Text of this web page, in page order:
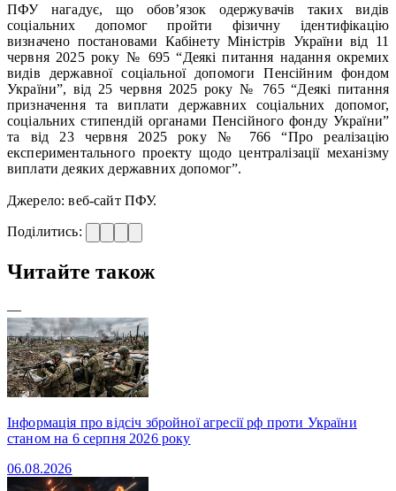
ПФУ нагадує, що обов’язок одержувачів таких видів
соціальних допомог пройти фізичну ідентифікацію
визначено постановами Кабінету Міністрів України від 11
червня 2025 року № 695 “Деякі питання надання окремих
видів державної соціальної допомоги Пенсійним фондом
України”, від 25 червня 2025 року № 765 “Деякі питання
призначення та виплати державних соціальних допомог,
соціальних стипендій органами Пенсійного фонду України”
та від 23 червня 2025 року № 766 “Про реалізацію
експериментального проекту щодо централізації механізму
виплати деяких державних допомог”.
Джерело: веб-сайт ПФУ.
Поділитись:
Читайте також
—
Інформація про відсіч збройної агресії рф проти України
станом на 6 серпня 2026 року
06.08.2026